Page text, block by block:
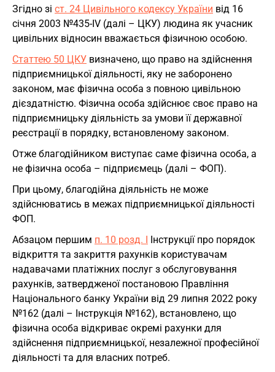
Згідно зі ст. 24 Цивільного кодексу України від 16
січня 2003 №435-IV (далі – ЦКУ) людина як учасник
цивільних відносин вважається фізичною особою.
Статтею 50 ЦКУ визначено, що право на здійснення
підприємницької діяльності, яку не заборонено
законом, має фізична особа з повною цивільною
дієздатністю. Фізична особа здійснює своє право на
підприємницьку діяльність за умови її державної
реєстрації в порядку, встановленому законом.
Отже благодійником виступає саме фізична особа, а
не фізична особа – підприємець (далі – ФОП).
При цьому, благодійна діяльність не може
здійснюватись в межах підприємницької діяльності
ФОП.
Абзацом першим п. 10 розд. І Інструкції про порядок
відкриття та закриття рахунків користувачам
надавачами платіжних послуг з обслуговування
рахунків, затвердженої постановою Правління
Національного банку України від 29 липня 2022 року
№162 (далі – Інструкція №162), встановлено, що
фізична особа відкриває окремі рахунки для
здійснення підприємницької, незалежної професійної
діяльності та для власних потреб.